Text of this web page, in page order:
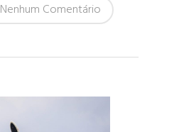
Nenhum Comentário